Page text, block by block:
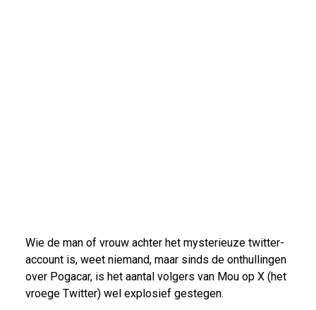
Wie de man of vrouw achter het mysterieuze twitter-
account is, weet niemand, maar sinds de onthullingen
over Pogacar, is het aantal volgers van Mou op X (het
vroege Twitter) wel explosief gestegen.